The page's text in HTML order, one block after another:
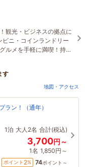
観光・ビジネスの拠点に
ニ・コインランドリー
ルメを手軽に満喫！持込
す
地図・アクセス
ラン！（通年）
1泊 大人2名 合計(税込)
3,700円～
1名 1,850円～
ポイント 2% 74ポイント～